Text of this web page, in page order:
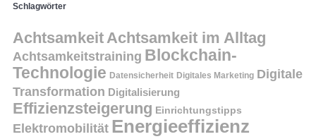
Schlagwörter
AchtsamkeitAchtsamkeit im Alltag
Achtsamkeitstraining Blockchain-
Technologie Datensicherheit Digitales Marketing Digitale
Transformation Digitalisierung
Effizienzsteigerung Einrichtungstipps
Elektromobilität Energieeffizienz